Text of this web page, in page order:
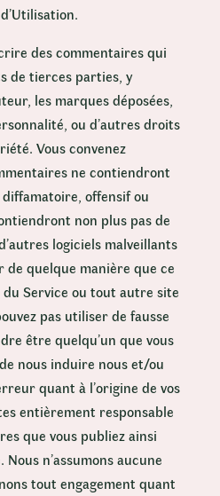
des commentaires qui
de tierces parties, y
les marques déposées,
ou d’autres droits
Vous convenez
ne contiendront
offensif ou
non plus pas de
logiciels malveillants
quelque manière que ce
Service ou tout autre site
pas utiliser de fausse
être quelqu’un que vous
nous induire nous et/ou
quant à l’origine de vos
entièrement responsable
que vous publiez ainsi
n’assumons aucune
tout engagement quant